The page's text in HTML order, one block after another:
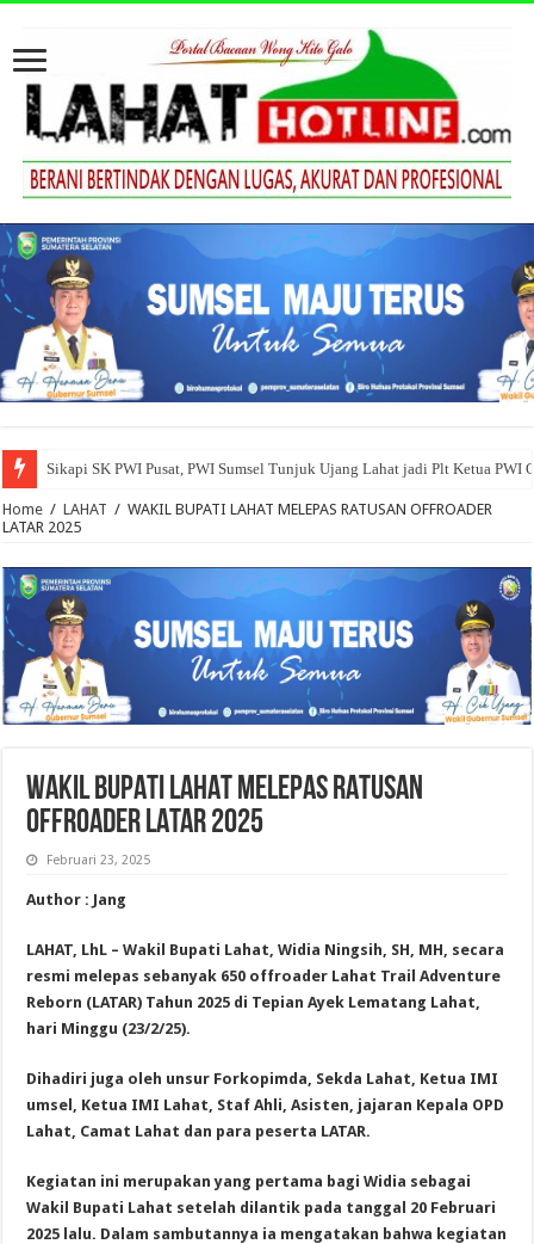
Sikapi SK PWI Pusat, PWI Sumsel Tunjuk Ujang Lahat jadi Plt Ketua PWI
Home / LAHAT / WAKIL BUPATI LAHAT MELEPAS RATUSAN OFFROADER
LATAR 2025
WAKIL BUPATI LAHAT MELEPAS RATUSAN
OFFROADER LATAR 2025
Februari 23, 2025
Author : Jang
LAHAT, LhL – Wakil Bupati Lahat, Widia Ningsih, SH, MH, secara
resmi melepas sebanyak 650 offroader Lahat Trail Adventure
Reborn (LATAR) Tahun 2025 di Tepian Ayek Lematang Lahat,
hari Minggu (23/2/25).
Dihadiri juga oleh unsur Forkopimda, Sekda Lahat, Ketua IMI
umsel, Ketua IMI Lahat, Staf Ahli, Asisten, jajaran Kepala OPD
Lahat, Camat Lahat dan para peserta LATAR.
Kegiatan ini merupakan yang pertama bagi Widia sebagai
Wakil Bupati Lahat setelah dilantik pada tanggal 20 Februari
2025 lalu. Dalam sambutannya ia mengatakan bahwa kegiatan